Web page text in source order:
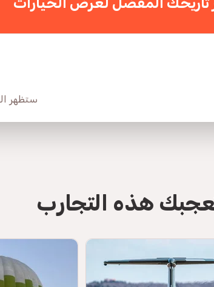
great pilot and wonderful views of Abu Dhabi.
ستظهر
هذه التجارب